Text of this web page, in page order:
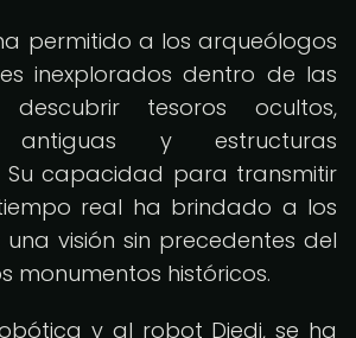
permitido a los arqueólogos
inexplorados dentro de las
tesoros ocultos,
antiguas y estructuras
Su capacidad para transmitir
real ha brindado a los
visión sin precedentes del
monumentos históricos.
y al robot Djedi, se ha